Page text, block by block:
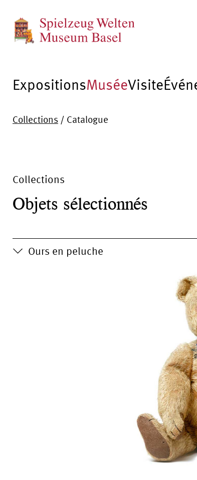
ExpositionsMuséeVisite
Collections / Catalogue
Collections
Objets sélectionnés
Ours en peluche